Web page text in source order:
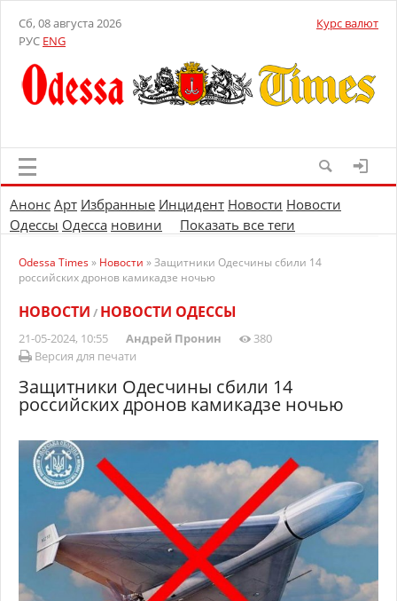
Сб, 08 августа 2026
РУС ENG
Курс валют
Анонс Арт Избранные Инцидент Новости Новости
Одессы Одесса новини Показать все теги
Odessa Times» Новости » Защитники Одесчины сбили 14
российских дронов камикадзе ночью
НОВОСТИ / НОВОСТИ ОДЕССЫ
21-05-2024, 10:55 Андрей Пронин
380
Версия для печати
Защитники Одесчины сбили 14
российских дронов камикадзе ночью